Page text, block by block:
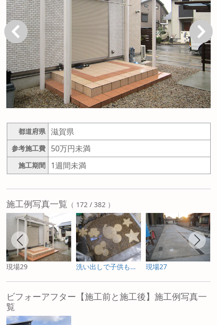
戻る 次へ
都道府県 滋賀県
参考施工費 50万円未満
施工期間 1週間未満
施工例写真一覧 （ 172 / 382 ）
現場29 洗い出しで子供も喜ぶアート 現場27
ビフォーアフター【施工前と施工後】施工例写真一
覧